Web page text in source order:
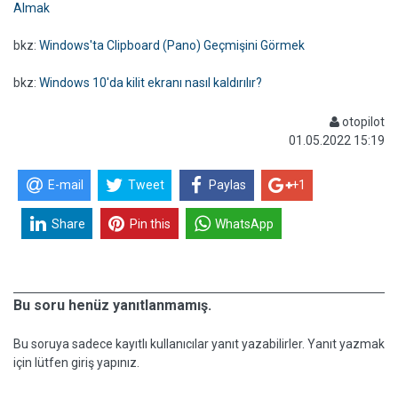
Almak
bkz: Windows'ta Clipboard (Pano) Geçmişini Görmek
bkz: Windows 10'da kilit ekranı nasıl kaldırılır?
otopilot
01.05.2022 15:19
E-mail Tweet Paylas +1
Share Pin this WhatsApp
Bu soru henüz yanıtlanmamış.
Bu soruya sadece kayıtlı kullanıcılar yanıt yazabilirler. Yanıt yazmak
için lütfen giriş yapınız.